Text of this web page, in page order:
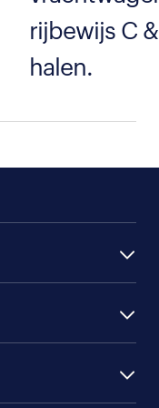
rijbewijs C
halen.